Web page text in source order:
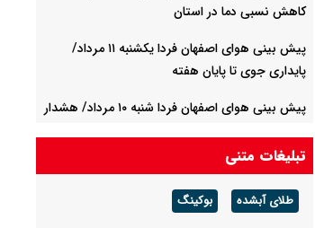
کاهش نسبی دما در استان
پیش بینی هوای اصفهان فردا یکشنبه ۱۱ مرداد/
پایداری جوی تا پایان هفته
پیش بینی هوای اصفهان فردا شنبه ۱۰ مرداد/ هشدار
کاهش شدت گرما از امروز تا پایان هفته از
تبلیغات متنی
طلای آبشده بوکینگ